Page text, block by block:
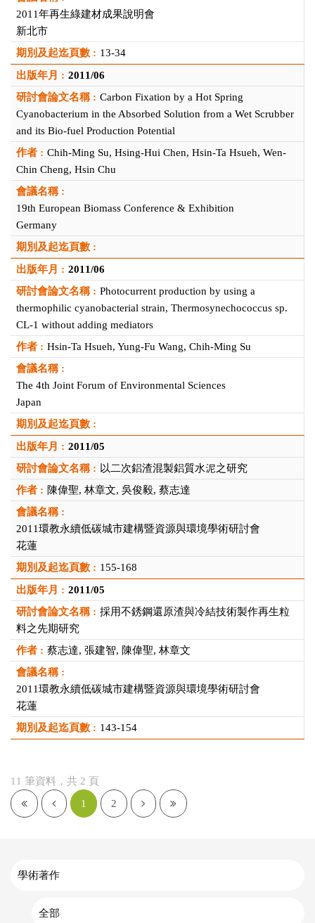
2011年再生綠建材成果說明會
新北市
13-34
2011/06
Carbon Fixation by a Hot Spring
Cyanobacterium in the Absorbed Solution from a Wet Scrubber
and its Bio-fuel Production Potential
Chih-Ming Su, Hsing-Hui Chen, Hsin-Ta Hsueh, Wen-
Chin Cheng, Hsin Chu
19th European Biomass Conference & Exhibition
Germany
2011/06
Photocurrent production by using a
thermophilic cyanobacterial strain, Thermosynechococcus sp.
CL-1 without adding mediators
Hsin-Ta Hsueh, Yung-Fu Wang, Chih-Ming Su
The 4th Joint Forum of Environmental Sciences
Japan
2011/05
以二次鋁渣混製鋁質水泥之研究
陳偉聖, 林章文, 吳俊毅, 蔡志達
2011環教永續低碳城市建構暨資源與環境學術研討會
花蓮
155-168
2011/05
採用不銹鋼還原渣與冷結技術製作再生粒
料之先期研究
蔡志達, 張建智, 陳偉聖, 林章文
2011環教永續低碳城市建構暨資源與環境學術研討會
花蓮
143-154
11 筆資料，共 2 頁
1
2
學術著作
全部